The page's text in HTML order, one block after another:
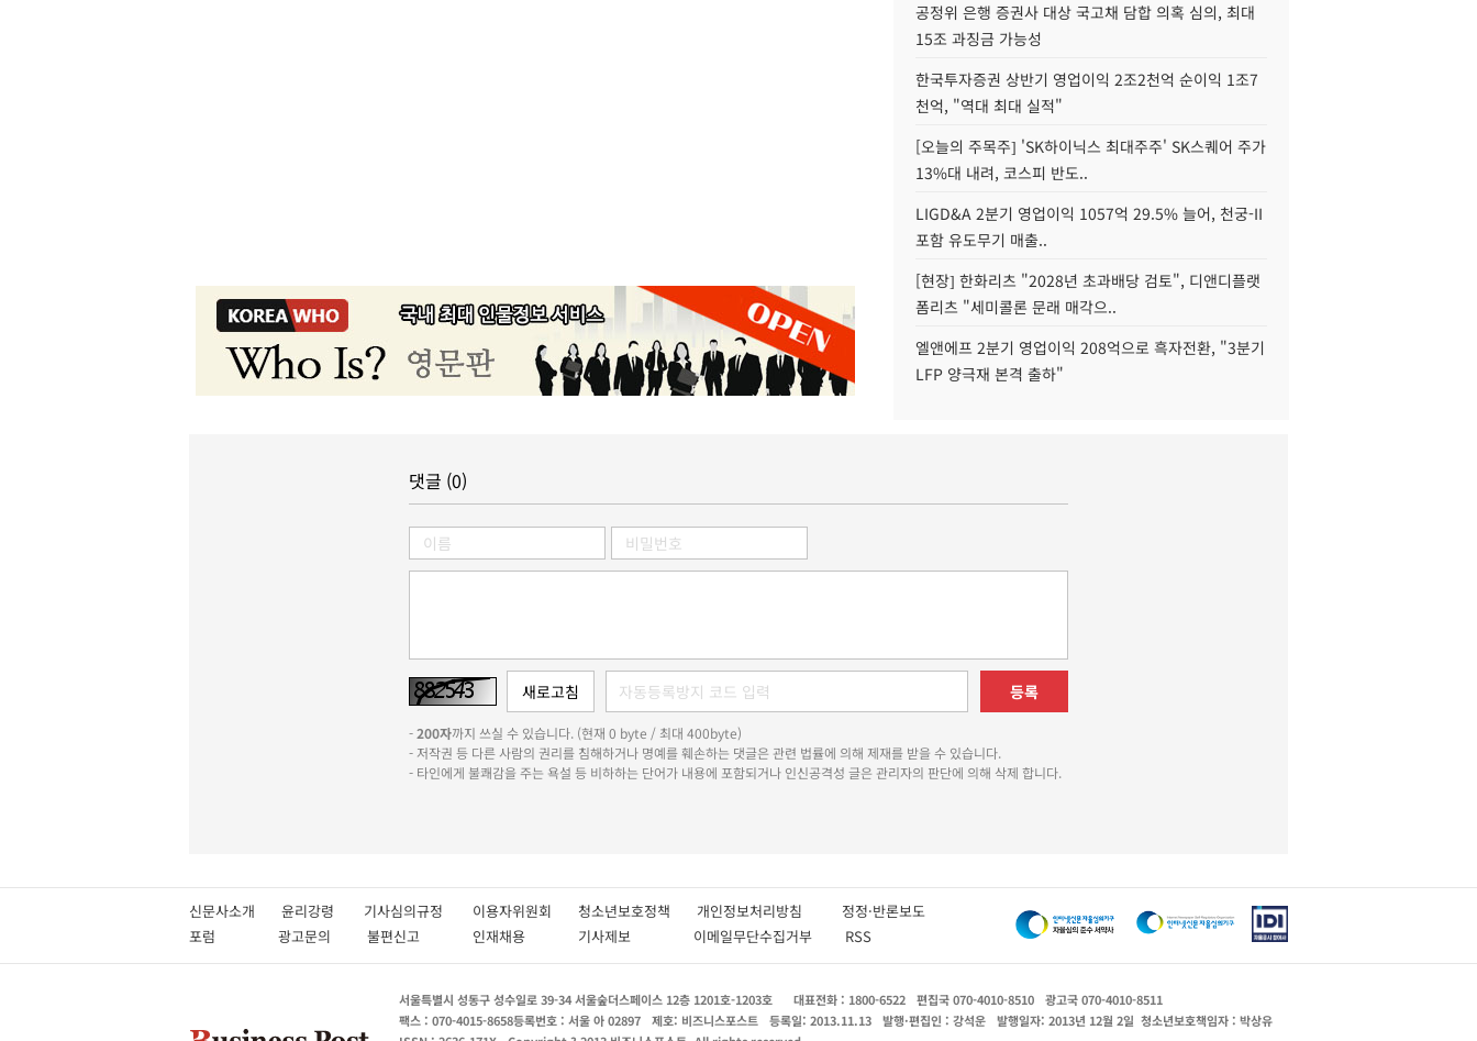
공정위 은행 증권사 대상 국고채 담합 의혹 심의, 최대
15조 과징금 가능성
한국투자증권 상반기 영업이익 2조2천억 순이익 1조7
천억, "역대 최대 실적"
[오늘의 주목주] 'SK하이닉스 최대주주' SK스퀘어 주가
13%대 내려, 코스피 반도..
LIGD&A 2분기 영업이익 1057억 29.5% 늘어, 천궁-II
포함 유도무기 매출..
[현장] 한화리츠 "2028년 초과배당 검토", 디앤디플랫
폼리츠 "세미콜론 문래 매각으..
엘앤에프 2분기 영업이익 208억으로 흑자전환, "3분기
LFP 양극재 본격 출하"
댓글 (0)
등록
-200자까지 쓰실 수 있습니다. (현재 0 byte / 최대 400byte)
- 저작권 등 다른 사람의 권리를 침해하거나 명예를 훼손하는 댓글은 관련 법률에 의해 제재를 받을 수 있습니다.
- 타인에게 불쾌감을 주는 욕설 등 비하하는 단어가 내용에 포함되거나 인신공격성 글은 관리자의 판단에 의해 삭제 합니다.
신문사소개 윤리강령 기사심의규정 이용자위원회 청소년보호정책 개인정보처리방침 정정·반론보도
포럼
광고문의 불편신고 인재채용 기사제보 이메일무단수집거부 RSS
서울특별시 성동구 성수일로 39-34 서울숲더스페이스 12층 1201호-1203호 대표전화 : 1800-6522 편집국 070-4010-8510
광고국 070-4010-8511
팩스 : 070-4015-8658등록번호 : 서울 아 02897 제호: 비즈니스포스트 등록일: 2013.11.13 발행·편집인 : 강석운 발행일자: 2013년 12월 2일 청소년보호책임자 : 박상유